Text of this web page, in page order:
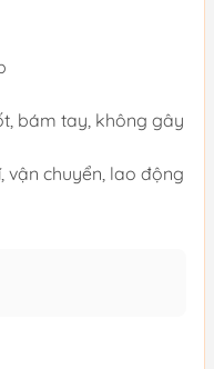
bám tay, không gây
vận chuyển, lao động